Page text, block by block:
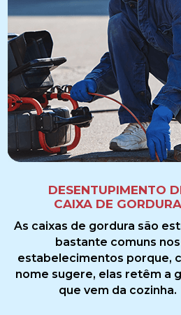
DESENTUPIMENTO
CAIXA DE GORDURA
As caixas de gordura são
bastante comuns nos
estabelecimentos porque,
nome sugere, elas retêm a
que vem da cozinha.